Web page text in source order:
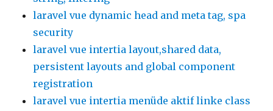
laravel vue dynamic head and meta tag, spa
security
laravel vue intertia layout,shared data,
persistent layouts and global component
registration
laravel vue intertia menüde aktif linke class